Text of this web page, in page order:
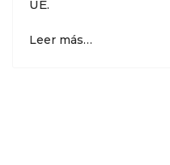
UE.
Leer más…